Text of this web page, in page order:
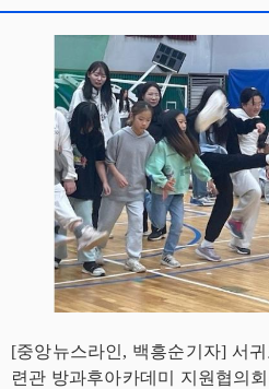
[중앙뉴스라인, 백흥순기자] 서
련관 방과후아카데미 지원협의